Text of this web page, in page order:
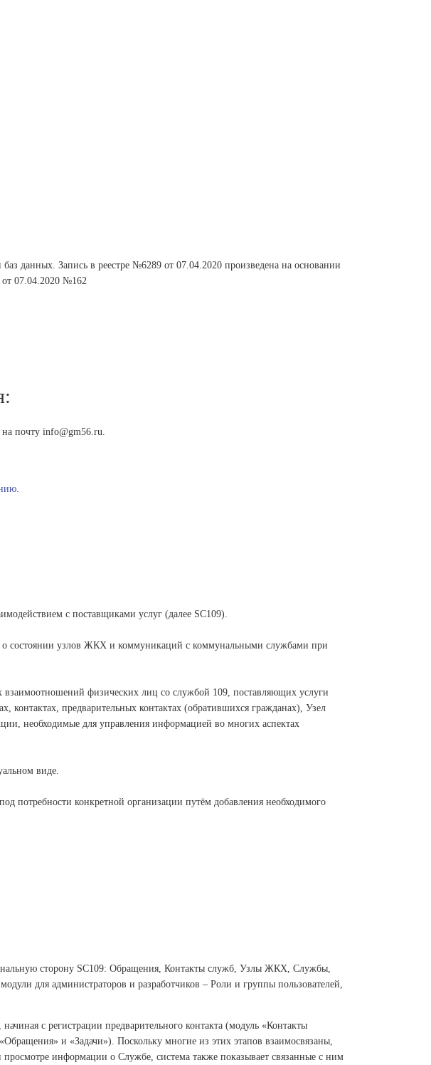
данных. Запись в реестре №6289 от 07.04.2020 произведена на основании
от 07.04.2020 №162
почту info@gm56.ru.
с поставщиками услуг (далее SC109).
о состоянии узлов ЖКХ и коммуникаций с коммунальными службами при
взаимоотношений физических лиц со службой 109, поставляющих услуги
контактах, предварительных контактах (обратившихся гражданах), Узел
необходимые для управления информацией во многих аспектах
виде.
потребности конкретной организации путём добавления необходимого
сторону SC109: Обращения, Контакты служб, Узлы ЖКХ, Службы,
для администраторов и разработчиков – Роли и группы пользователей,
с регистрации предварительного контакта (модуль «Контакты
и «Задачи»). Поскольку многие из этих этапов взаимосвязаны,
информации о Службе, система также показывает связанные с ним